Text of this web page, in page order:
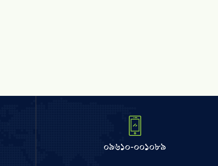
০৯৬১০-০০১০৮৯